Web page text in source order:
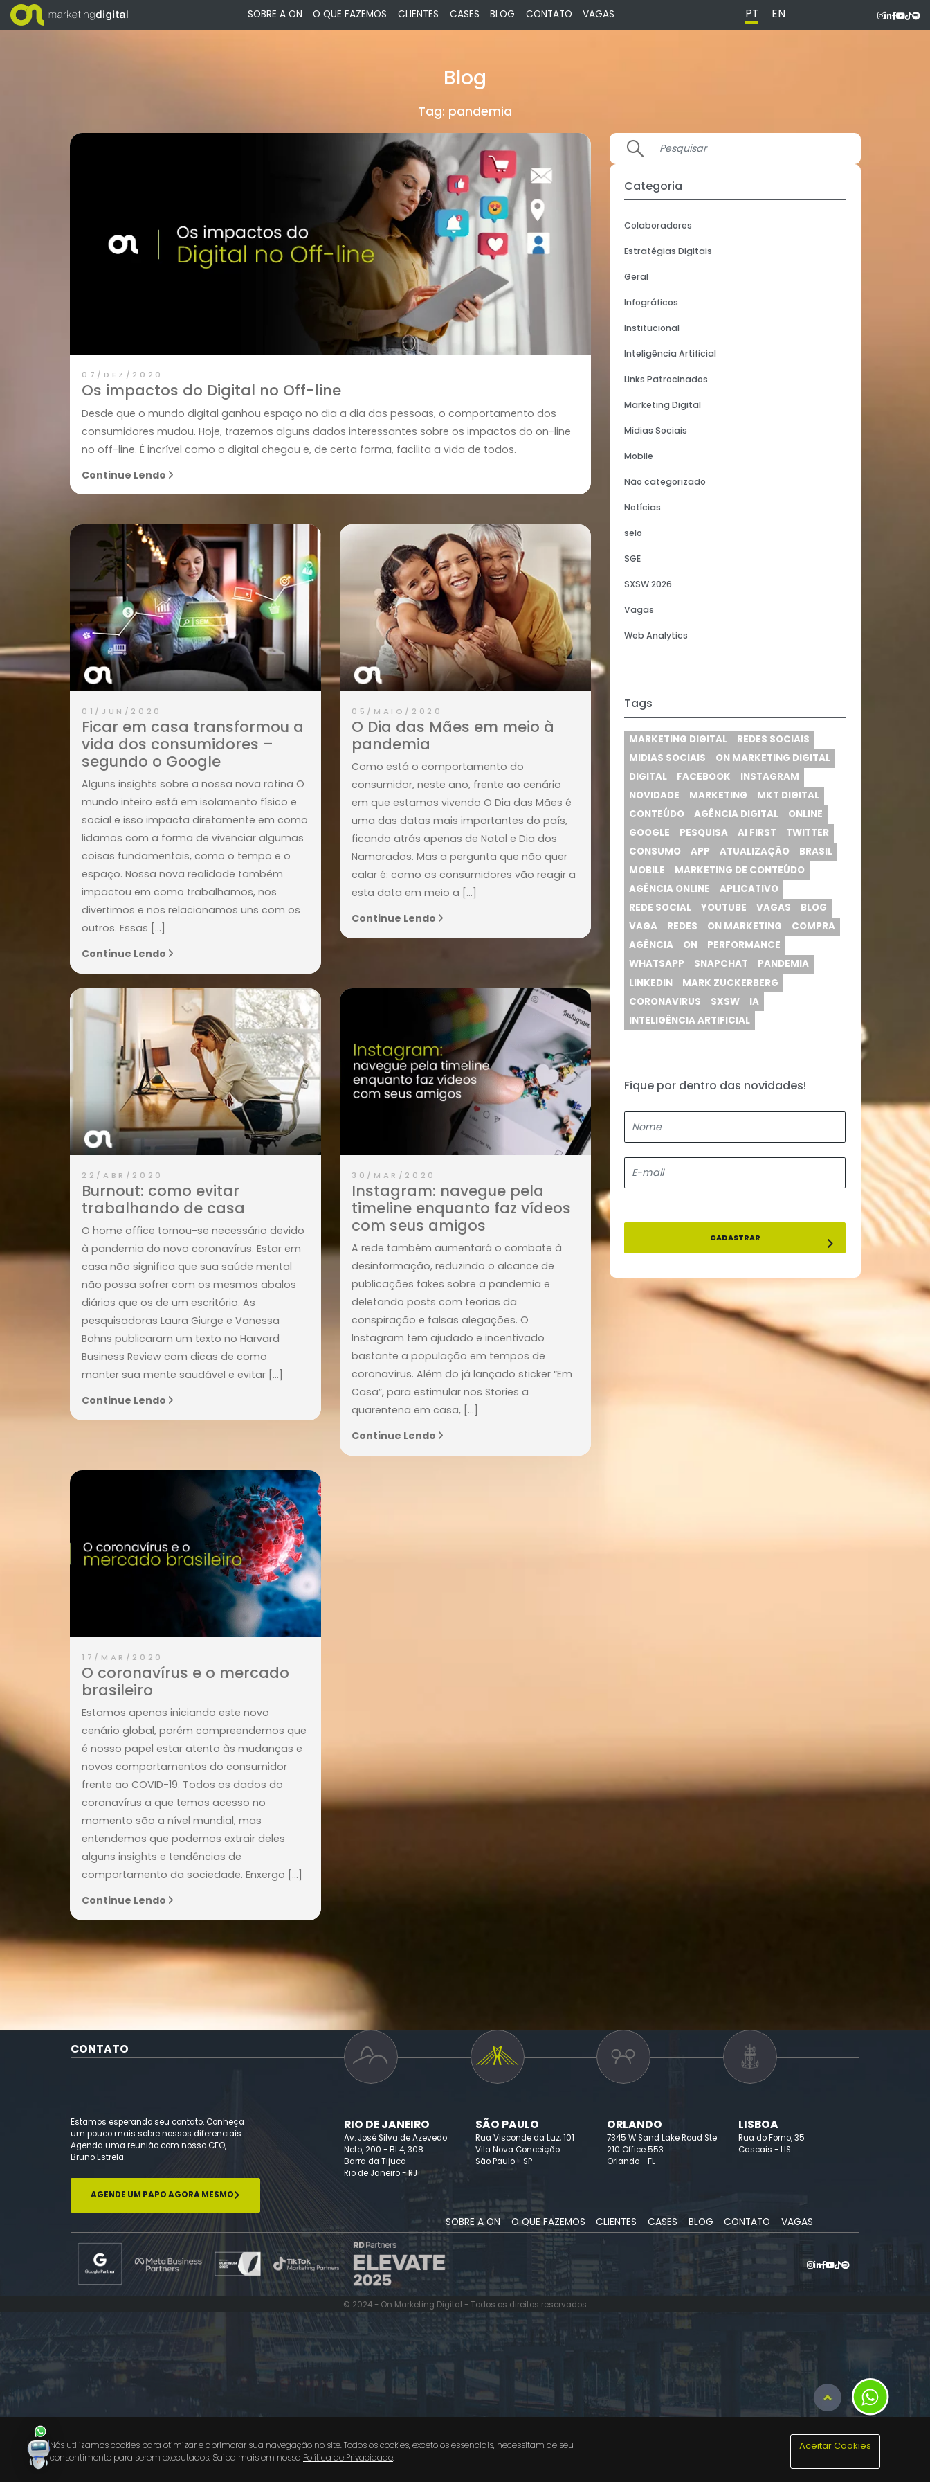
SOBRE A ON O QUE FAZEMOS CLIENTES CASES BLOG CONTATO VAGAS PT EN
07/DEZ/2020
Os impactos do Digital no Off-line
Desde que o mundo digital ganhou espaço no dia a dia das pessoas, o comportamento dos
consumidores mudou. Hoje, trazemos alguns dados interessantes sobre os impactos do on-line
no off-line. É incrível como o digital chegou e, de certa forma, facilita a vida de todos.
Continue Lendo
01/JUN/2020
Ficar em casa transformou a
vida dos consumidores –
segundo o Google
Alguns insights sobre a nossa nova rotina O
mundo inteiro está em isolamento físico e
social e isso impacta diretamente em como
lidamos com a forma de vivenciar algumas
coisas fundamentais, como o tempo e o
espaço. Nossa nova realidade também
impactou em como trabalhamos, nos
divertimos e nos relacionamos uns com os
outros. Essas […]
Continue Lendo
05/MAIO/2020
O Dia das Mães em meio à
pandemia
Como está o comportamento do
consumidor, neste ano, frente ao cenário
em que estamos vivendo O Dia das Mães é
uma das datas mais importantes do país,
ficando atrás apenas de Natal e Dia dos
Namorados. Mas a pergunta que não quer
calar é: como os consumidores vão reagir a
esta data em meio a […]
Continue Lendo
22/ABR/2020
Burnout: como evitar
trabalhando de casa
O home office tornou-se necessário devido
casa não significa que sua saúde mental
pesquisadoras Laura Giurge e Vanessa
Bohns publicaram um texto no Harvard
Business Review com dicas de como
manter sua mente saudável e evitar […]
Continue Lendo
30/MAR/2020
Instagram: navegue pela
timeline enquanto faz vídeos
com seus amigos
A rede também aumentará o combate à
desinformação, reduzindo o alcance de
17/MAR/2020
O coronavírus e o mercado
brasileiro
Estamos apenas iniciando este novo
cenário global, porém compreendemos que
é nosso papel estar atento às mudanças e
novos comportamentos do consumidor
frente ao COVID-19. Todos os dados do
entendemos que podemos extrair deles
alguns insights e tendências de
Categoria
Colaboradores
Mídias Sociais
Tags
MARKETING DIGITAL REDES SOCIAIS
MIDIAS SOCIAIS ON MARKETING DIGITAL
DIGITAL FACEBOOK INSTAGRAM
NOVIDADE MARKETING
CONTEÚDO AGÊNCIA DIGITAL
GOOGLE
PESQUISA AI FIRST
CONSUMO
APP
MOBILE
MARKETING DE CONTEÚDO
AGÊNCIA ONLINE
REDE SOCIAL
VAGA REDES ON MARKETING
PERFORMANCE
LINKEDIN MARK ZUCKERBERG
CORONAVIRUS SXSW IA
Fique por dentro das novidades!
CONTATO
Estamos esperando seu contato. Conheça
um pouco mais sobre nossos diferenciais.
Agenda uma reunião com nosso CEO,
Bruno Estrela.
AGENDE UM PAPO AGORA MESMO
RIO DE JANEIRO
Av. José Silva de Azevedo
Neto, 200 - Bl 4, 308
Barra da Tijuca
Rio de Janeiro - RJ
SÃO PAULO
Rua Visconde da Luz, 101
Vila Nova Conceição
São Paulo - SP
ORLANDO
7345 W Sand Lake Road Ste
210 Office 553
Orlando - FL
LISBOA
Rua do Forno, 35
Cascais - LIS
SOBRE A ON O QUE FAZEMOS CLIENTES CASES BLOG CONTATO VAGAS
© 2024 - On Marketing Digital - Todos os direitos reservados
Nós utilizamos cookies para otimizar e aprimorar sua navegação no site. Todos os cookies, exceto os essenciais, necessitam de seu
consentimento para serem executados. Saiba mais em nossa Política de Privacidade.
Aceitar Cookies